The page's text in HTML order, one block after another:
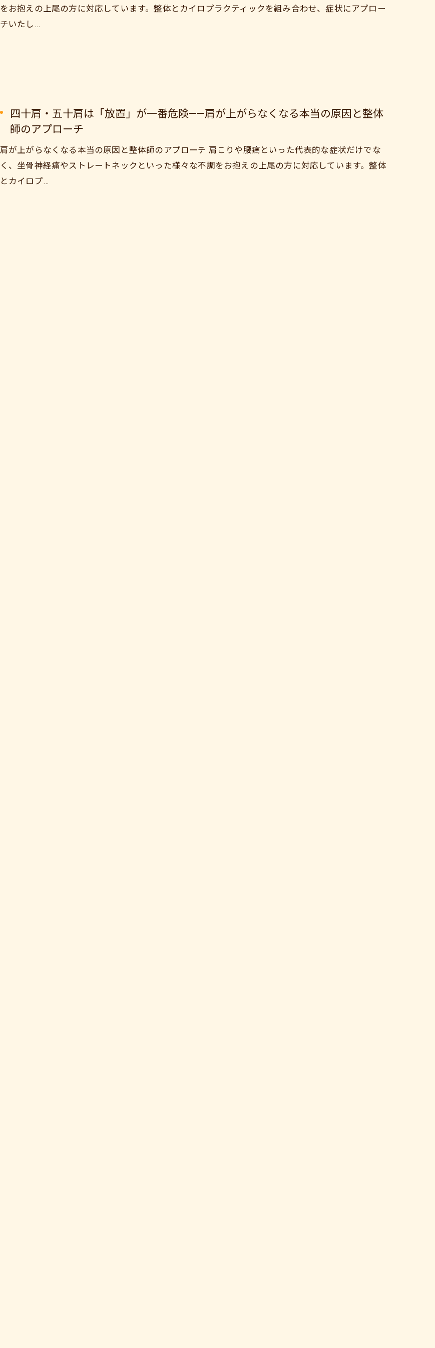
をお抱えの上尾の方に対応しています。整体とカイロプラクティックを組み合わせ、症状にアプロー
チいたし…
四十肩・五十肩は「放置」が一番危険——肩が上がらなくなる本当の原因と整体
師のアプローチ
肩が上がらなくなる本当の原因と整体師のアプローチ 肩こりや腰痛といった代表的な症状だけでな
く、坐骨神経痛やストレートネックといった様々な不調をお抱えの上尾の方に対応しています。整体
とカイロプ…